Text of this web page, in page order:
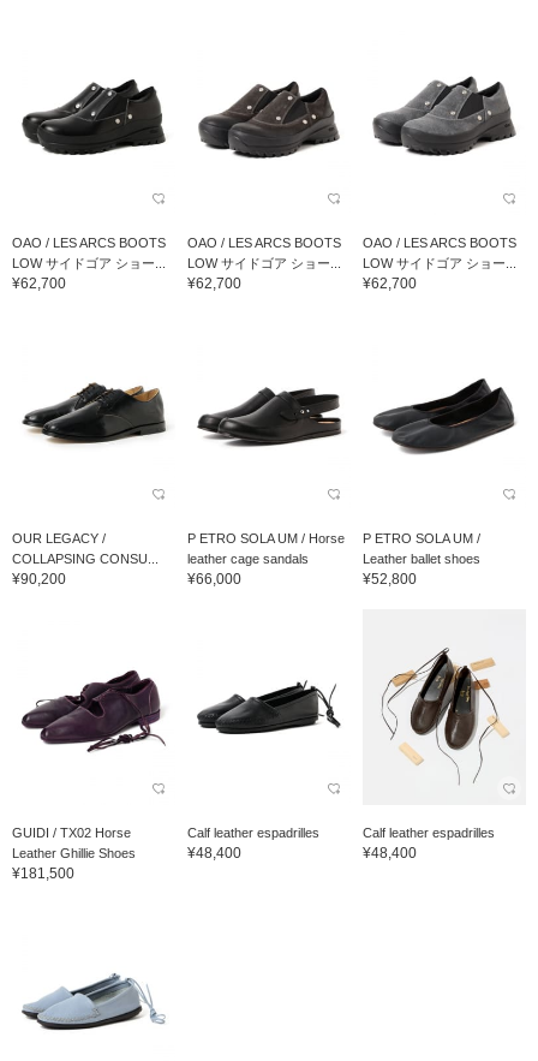
OAO / LES ARCS BOOTS
LOW サイドゴア ショー...
¥62,700
OAO / LES ARCS BOOTS
LOW サイドゴア ショー...
¥62,700
OAO / LES ARCS BOOTS
LOW サイドゴア ショー...
¥62,700
OUR LEGACY /
COLLAPSING CONSU...
¥90,200
P ETRO SOLA UM / Horse
leather cage sandals
¥66,000
P ETRO SOLA UM /
Leather ballet shoes
¥52,800
GUIDI / TX02 Horse
Leather Ghillie Shoes
¥181,500
Calf leather espadrilles
¥48,400
Calf leather espadrilles
¥48,400